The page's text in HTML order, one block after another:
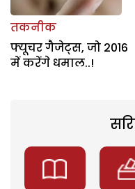
तकनीक
फ्यूचर गैजेट्स, जो 2016
में करेंगे धमाल..!